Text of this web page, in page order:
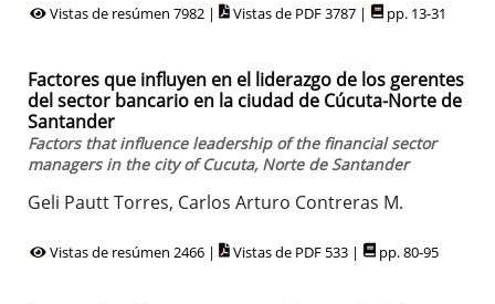
Vistas de resúmen 7982 | Vistas de PDF 3787 | pp. 13-31
Factores que influyen en el liderazgo de los gerentes
del sector bancario en la ciudad de Cúcuta-Norte de
Santander
Factors that influence leadership of the financial sector
managers in the city of Cucuta, Norte de Santander
Geli Pautt Torres, Carlos Arturo Contreras M.
Vistas de resúmen 2466 | Vistas de PDF 533 | pp. 80-95